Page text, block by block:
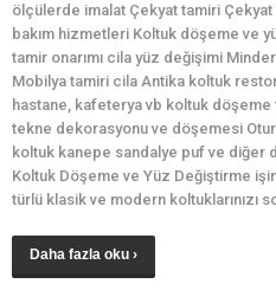
ölçülerde imalat Çekyat tamiri
bakım hizmetleri Koltuk döşeme ve
tamir onarımı cila yüz değişimi
Mobilya tamiri cila Antika koltuk
hastane, kafeterya vb koltuk döşeme
tekne dekorasyonu ve döşemesi
koltuk kanepe sandalye puf ve diğer
Koltuk Döşeme ve Yüz Değiştirme
türlü klasik ve modern koltuklarınızı
Daha fazla oku ›